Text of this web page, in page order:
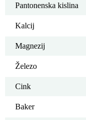
Pantonenska kislina
Kalcij
Magnezij
Železo
Cink
Baker